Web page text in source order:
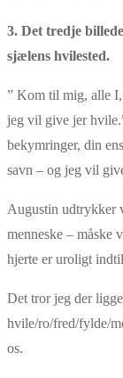
3. Det tredje
sjælens hvilested.
” Kom til mig, alle
jeg vil give jer
bekymringer, din
savn – og jeg vil
Augustin udtrykker
menneske – måske
hjerte er uroligt
Det tror jeg der
hvile/ro/fred/fylde/
os.